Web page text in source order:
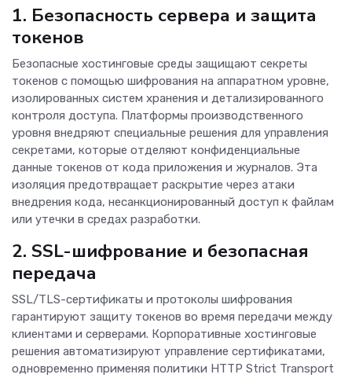
1. Безопасность сервера и защита
токенов
Безопасные хостинговые среды защищают секреты
токенов с помощью шифрования на аппаратном уровне,
изолированных систем хранения и детализированного
контроля доступа. Платформы производственного
уровня внедряют специальные решения для управления
секретами, которые отделяют конфиденциальные
данные токенов от кода приложения и журналов. Эта
изоляция предотвращает раскрытие через атаки
внедрения кода, несанкционированный доступ к файлам
или утечки в средах разработки.
2. SSL-шифрование и безопасная
передача
SSL/TLS-сертификаты и протоколы шифрования
гарантируют защиту токенов во время передачи между
клиентами и серверами. Корпоративные хостинговые
решения автоматизируют управление сертификатами,
одновременно применяя политики HTTP Strict Transport